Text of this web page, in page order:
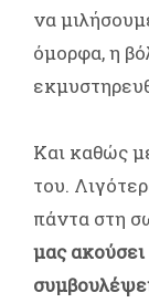
να
όμορφα, η
Και καθώς
του.
πάντα στη
μας